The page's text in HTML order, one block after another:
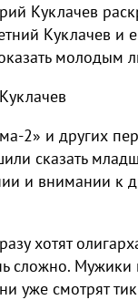
Куклачев
Куклачев и
2» и других
сказать
и внимании к
хотят
сложно.
уже смотрят